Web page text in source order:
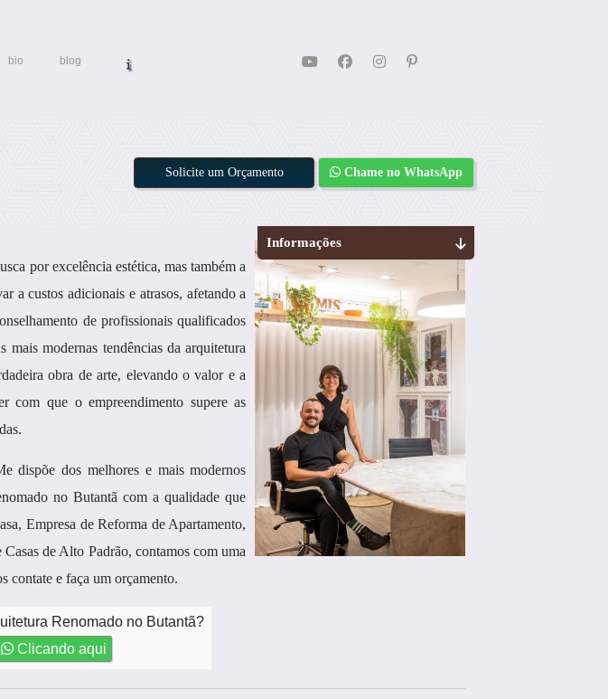
bio blog
Solicite um Orçamento Chame no WhatsApp
por excelência estética, mas também a
a custos adicionais e atrasos, afetando a
de profissionais qualificados
mais modernas tendências da arquitetura
obra de arte, elevando o valor e a
com que o empreendimento supere as
dos melhores e mais modernos
no Butantã com a qualidade que
Empresa de Reforma de Apartamento,
de Alto Padrão, contamos com uma
contate e faça um orçamento.
Renomado no Butantã?
Clicando aqui
Informações